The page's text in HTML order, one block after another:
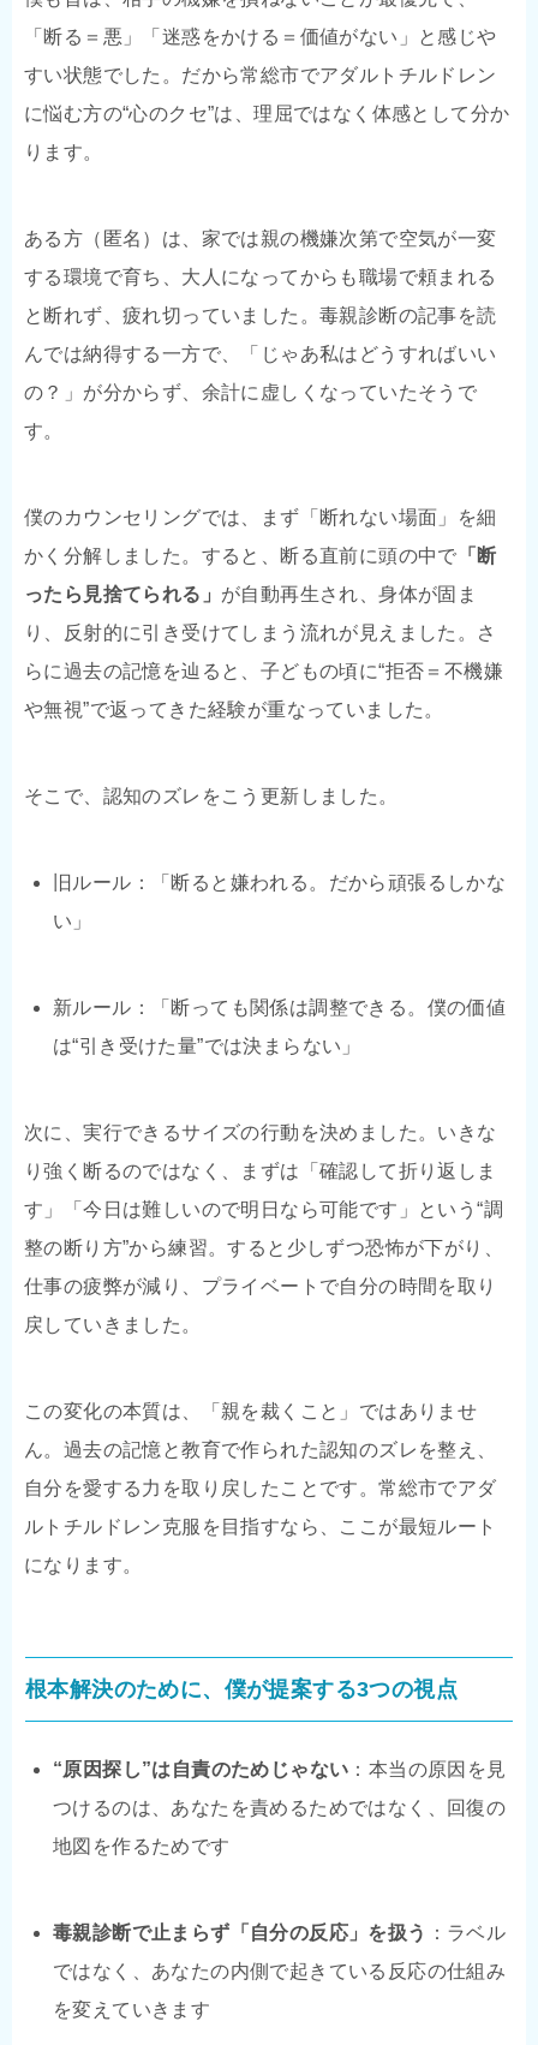
「断る＝悪」「迷惑をかける＝価値がない」と感じや
すい状態でした。だから常総市でアダルトチルドレン
に悩む方の“心のクセ”は、理屈ではなく体感として分か
ります。
ある方（匿名）は、家では親の機嫌次第で空気が一変
する環境で育ち、大人になってからも職場で頼まれる
と断れず、疲れ切っていました。毒親診断の記事を読
んでは納得する一方で、「じゃあ私はどうすればいい
の？」が分からず、余計に虚しくなっていたそうで
す。
僕のカウンセリングでは、まず「断れない場面」を細
かく分解しました。すると、断る直前に頭の中で 「断
ったら見捨てられる」 が自動再生され、身体が固ま
り、反射的に引き受けてしまう流れが見えました。さ
らに過去の記憶を辿ると、子どもの頃に“拒否＝不機嫌
や無視”で返ってきた経験が重なっていました。
そこで、認知のズレをこう更新しました。
旧ルール：「断ると嫌われる。だから頑張るしかな
い」
新ルール：「断っても関係は調整できる。僕の価値
は“引き受けた量”では決まらない」
次に、実行できるサイズの行動を決めました。いきな
り強く断るのではなく、まずは「確認して折り返しま
す」「今日は難しいので明日なら可能です」という“調
整の断り方”から練習。すると少しずつ恐怖が下がり、
仕事の疲弊が減り、プライベートで自分の時間を取り
戻していきました。
この変化の本質は、「親を裁くこと」ではありませ
ん。過去の記憶と教育で作られた認知のズレを整え、
自分を愛する力を取り戻したことです。常総市でアダ
ルトチルドレン克服を目指すなら、ここが最短ルート
になります。
根本解決のために、僕が提案する3つの視点
“原因探し”は自責のためじゃない ：本当の原因を見
つけるのは、あなたを責めるためではなく、回復の
地図を作るためです
毒親診断で止まらず「自分の反応」を扱う
：ラベル
ではなく、あなたの内側で起きている反応の仕組み
を変えていきます